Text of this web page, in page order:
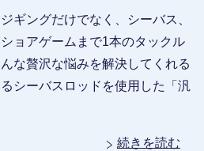
ギングだけでなく、シーバス、
ョアゲームまで1本のタックル
な贅沢な悩みを解決してくれる
シーバスロッドを使用した「汎
続きを読む